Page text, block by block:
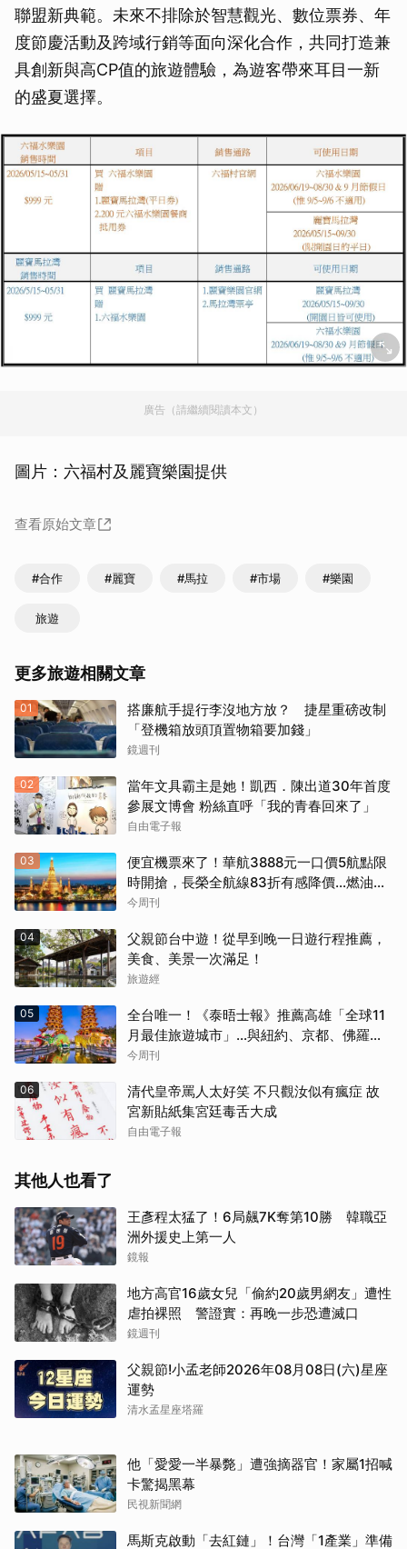
聯盟新典範。未來不排除於智慧觀光、數位票券、年
度節慶活動及跨域行銷等面向深化合作，共同打造兼
具創新與高CP值的旅遊體驗，為遊客帶來耳目一新
的盛夏選擇。
廣告（請繼續閱讀本文）
圖片：六福村及麗寶樂園提供
查看原始文章
#合作 #麗寶 #馬拉 #市場 #樂園
旅遊
更多旅遊相關文章
01
搭廉航手提行李沒地方放？ 捷星重磅改制
「登機箱放頭頂置物箱要加錢」
鏡週刊
02
當年文具霸主是她！凱西．陳出道30年首度
參展文博會 粉絲直呼「我的青春回來了」
自由電子報
03
便宜機票來了！華航3888元一口價5航點限
時開搶，長榮全航線83折有感降價…燃油稅
8/9調漲早買早省
今周刊
04
父親節台中遊！從早到晚一日遊行程推薦，
美食、美景一次滿足！
旅遊經
05
全台唯一！《泰晤士報》推薦高雄「全球11
月最佳旅遊城市」…與紐約、京都、佛羅倫
斯共同入榜，理由曝光
今周刊
06
清代皇帝罵人太好笑 不只觀汝似有瘋症 故
宮新貼紙集宮廷毒舌大成
自由電子報
其他人也看了
王彥程太猛了！6局飆7K奪第10勝 韓職亞
洲外援史上第一人
鏡報
地方高官16歲女兒「偷約20歲男網友」遭性
虐拍裸照 警證實：再晚一步恐遭滅口
鏡週刊
父親節!小孟老師2026年08月08日(六)星座
運勢
清水孟星座塔羅
他「愛愛一半暴斃」遭強摘器官！家屬1招喊
卡驚揭黑幕
民視新聞網
馬斯克啟動「去紅鏈」！台灣「1產業」準備